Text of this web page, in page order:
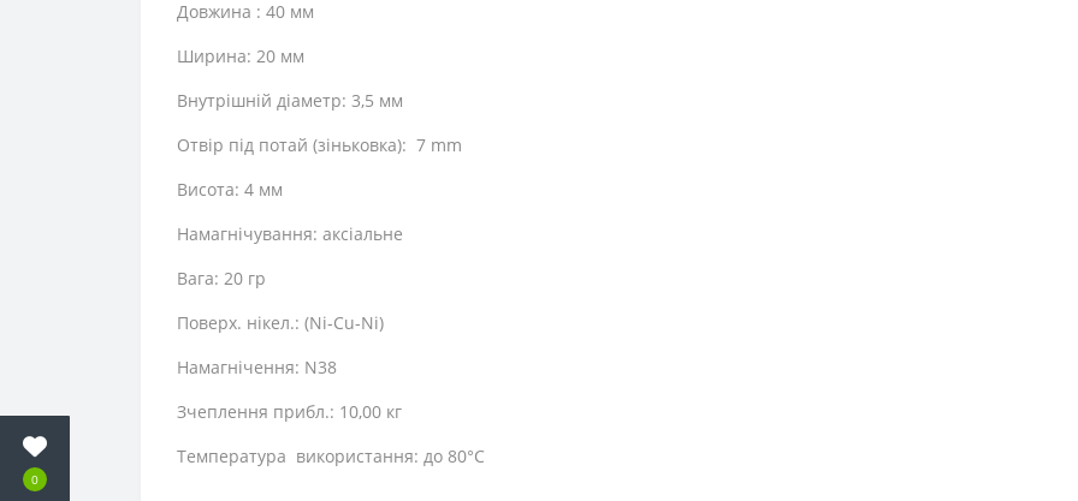
0
Довжина : 40 мм
Ширина: 20 мм
Внутрішній діаметр: 3,5 мм
Отвір під потай (зіньковка): 7 mm
Висота: 4 мм
Намагнічування: аксіальне
Вага: 20 гр
Поверх. нікел.: (Ni-Cu-Ni)
Намагнічення: N38
Зчеплення прибл.: 10,00 кг
Tемпература використання: до 80°C